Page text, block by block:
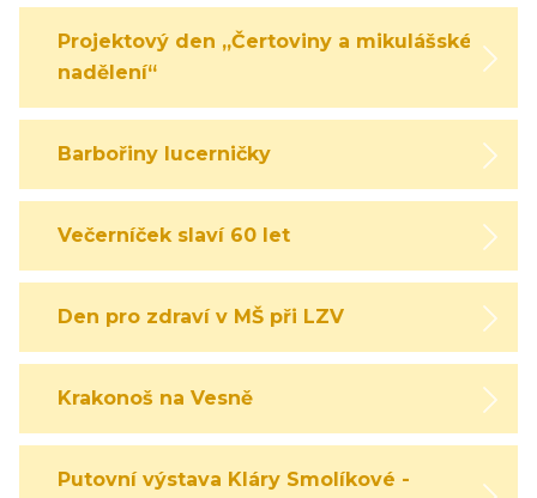
Projektový den „Čertoviny a mikulášské
nadělení“
Barbořiny lucerničky
Večerníček slaví 60 let
Den pro zdraví v MŠ při LZV
Krakonoš na Vesně
Putovní výstava Kláry Smolíkové -